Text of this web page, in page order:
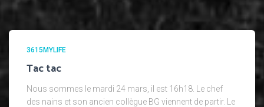
3615MYLIFE
Tac tac
Nous sommes le mardi 24 mars, il est 16h18. Le chef
des nains et son ancien collègue BG viennent de partir. Le